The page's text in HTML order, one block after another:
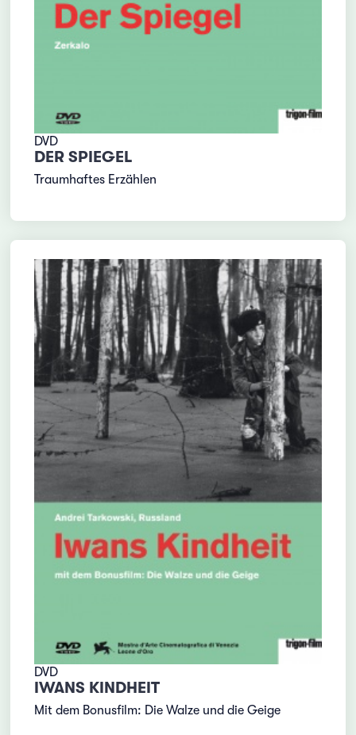
DVD
DER SPIEGEL
Traumhaftes Erzählen
DVD
IWANS KINDHEIT
Mit dem Bonusfilm: Die Walze und die Geige